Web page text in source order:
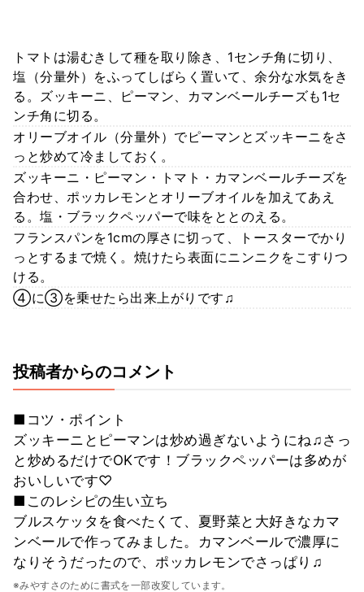
トマトは湯むきして種を取り除き、1センチ角に切り、
塩（分量外）をふってしばらく置いて、余分な水気をき
る。ズッキーニ、ピーマン、カマンベールチーズも1セ
ンチ角に切る。
オリーブオイル（分量外）でピーマンとズッキーニをさ
っと炒めて冷ましておく。
ズッキーニ・ピーマン・トマト・カマンベールチーズを
合わせ、ポッカレモンとオリーブオイルを加えてあえ
る。塩・ブラックペッパーで味をととのえる。
フランスパンを1cmの厚さに切って、トースターでかり
っとするまで焼く。焼けたら表面にニンニクをこすりつ
ける。
④に③を乗せたら出来上がりです♫
投稿者からのコメント
■コツ・ポイント
ズッキーニとピーマンは炒め過ぎないようにね♫さっ
と炒めるだけでOKです！ブラックペッパーは多めが
おいしいです♡
■このレシピの生い立ち
ブルスケッタを食べたくて、夏野菜と大好きなカマ
ンベールで作ってみました。カマンベールで濃厚に
なりそうだったので、ポッカレモンでさっぱり♫
※みやすさのために書式を一部改変しています。